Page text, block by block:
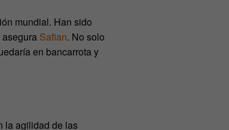
mundial. Han sido
asegura Safian. No solo
en bancarrota y
la agilidad de las